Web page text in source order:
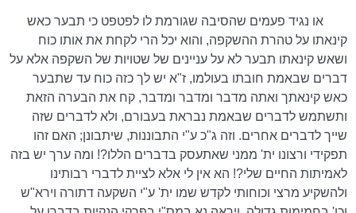
או נגיד פעמים שהסיבה שגורמת לו לפטפט כי תבער כאש
קינאתו על טהרת ההשקפה, והוא יכל הרי לקחת את אותו כוח
ושאש קינאתו תבער לא על עניינים של שטויות של השקפה אלא על
דברים שבאמת חובתו בעולמו, ז"א יש לך כזה כוח עד שתבער
כאש קינאתך ואתה מדבר ומדבר ומדבר, קח את הבערה הזאת
ותשתמש לדברים שבאמת נבראת בעבורם, ולא לדברים שזה
שייך לדברים אחרים. וזה ג"כ ע"י התבוננות, שיתבונן; האם זהו
תפקידי ורצונו ית' ממני שאתעסק בדברים הללו?! ומה ערך יש בזה
לאמיתות החיים שלי?! הא אין לי אלא לציית לדברי רבותינו
ולהשקיע מרצי וכוחותי לקדש שמו ית' ע"י השקעה דתורה וירא"ש